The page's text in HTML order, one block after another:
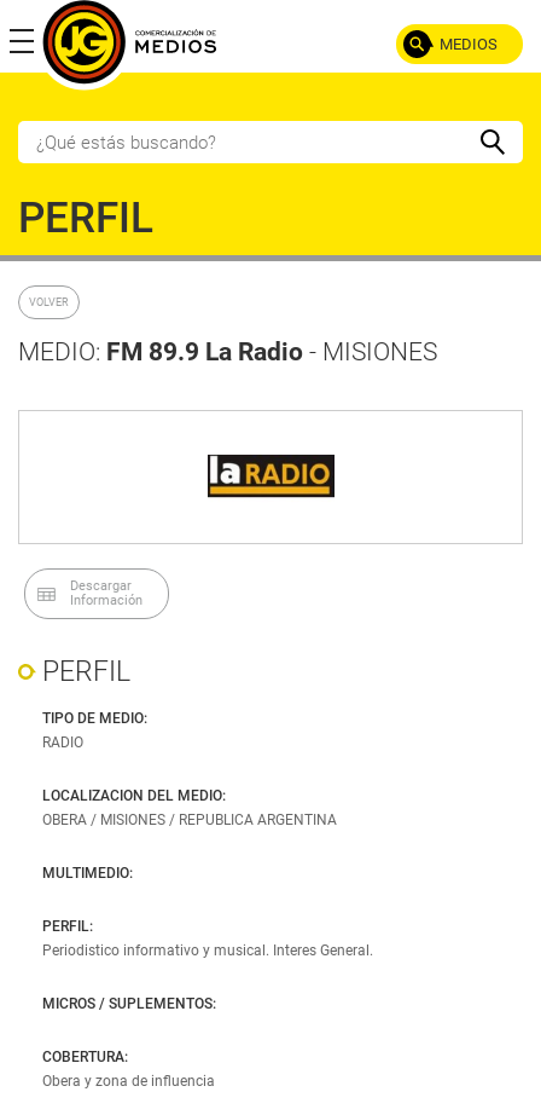
MEDIOS
POR PROVINCIA
Jujuy
Salta
Tucumán
LITORAL
Misiones
Corrientes
CUYO
La Rioja
San Juan
San Luis
Córdoba
PATAGONIA
Neuquén
POR TIPO
PERFIL
MEDIO: FM 89.9 La Radio - MISIONES
VOLVER
Descargar
Información
PERFIL
TIPO DE MEDIO:
RADIO
LOCALIZACION DEL MEDIO:
OBERA / MISIONES / REPUBLICA ARGENTINA
MULTIMEDIO:
PERFIL:
Periodistico informativo y musical. Interes General.
MICROS / SUPLEMENTOS:
COBERTURA:
Obera y zona de influencia